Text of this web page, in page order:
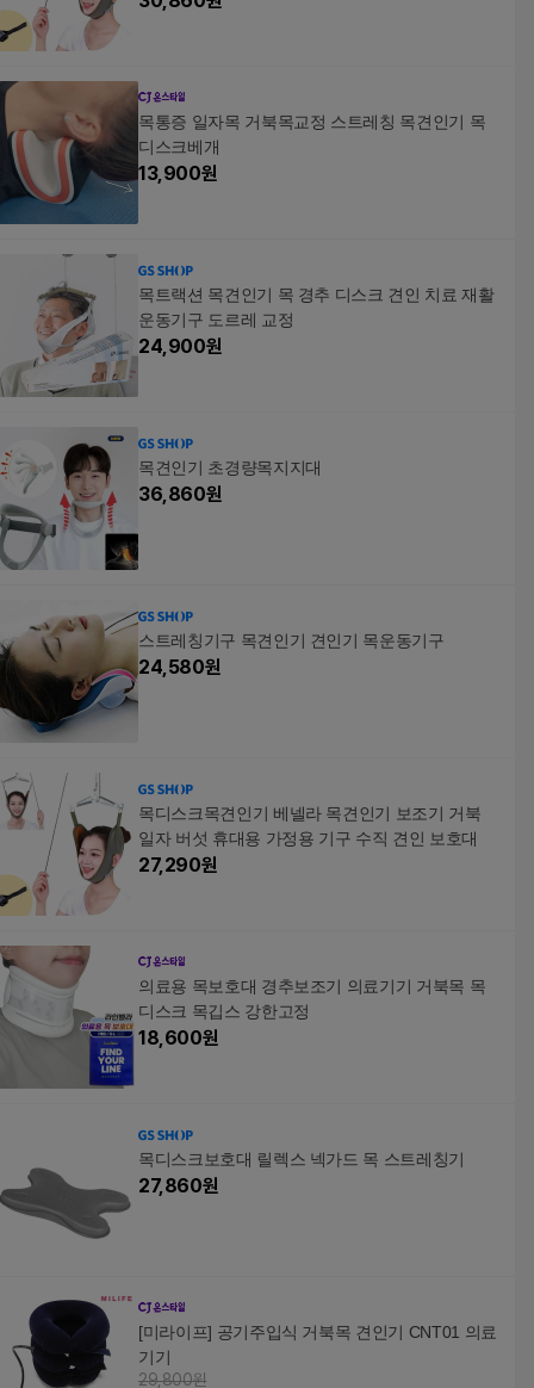
목통증 일자목 거북목교정 스트레칭 목견인기 목
디스크베개
13,900원
목트랙션 목견인기 목 경추 디스크 견인 치료 재활
운동기구 도르레 교정
24,900원
목견인기 초경량목지지대
36,860원
스트레칭기구 목견인기 견인기 목운동기구
24,580원
목디스크목견인기 베넬라 목견인기 보조기 거북
일자 버섯 휴대용 가정용 기구 수직 견인 보호대
27,290원
의료용 목보호대 경추보조기 의료기기 거북목 목
디스크 목깁스 강한고정
18,600원
목디스크보호대 릴렉스 넥가드 목 스트레칭기
27,860원
[미라이프] 공기주입식 거북목 견인기 CNT01 의료
기기
29,800원